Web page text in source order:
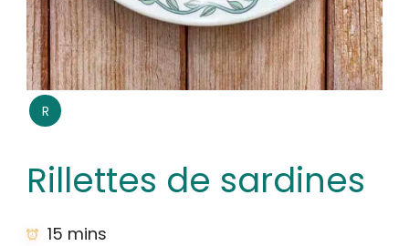
R
Rillettes de sardines
15 mins